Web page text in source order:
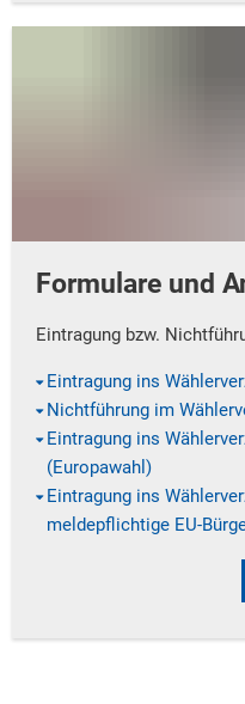
Formulare und
Eintragung bzw.
Eintragung ins
Nichtführung im
Eintragung ins
(Europawahl)
Eintragung ins
meldepflichtige EU-